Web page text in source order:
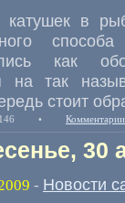
катушек в
как
на так
стоит
•
30
- Новости